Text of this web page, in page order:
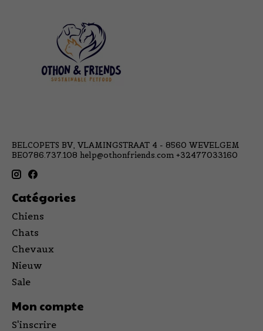
BELCOPETS BV, VLAMINGSTRAAT 4 - 8560 WEVELGEM
BE0786.737.108 help@othonfriends.com +32477033160
Catégories
Chiens
Chats
Chevaux
Nieuw
Sale
Mon compte
S'inscrire